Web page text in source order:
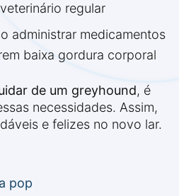
regular
administrar medicamentos
baixa gordura corporal
de um greyhound, é
necessidades. Assim,
e felizes no novo lar.
pop